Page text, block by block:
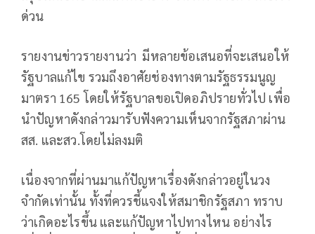
ด่วน
รายงานข่าวรายงานว่า มีหลายข้อเสนอที่จะเสนอให้
รัฐบาลแก้ไข รวมถึงอาศัยช่องทางตามรัฐธรรมนูญ
มาตรา 165 โดยให้รัฐบาลขอเปิดอภิปรายทั่วไป เพื่อ
นำปัญหาดังกล่าวมารับฟังความเห็นจากรัฐสภาผ่าน
สส. และสว.โดยไม่ลงมติ
เนื่องจากที่ผ่านมาแก้ปัญหาเรื่องดังกล่าวอยู่ในวง
จำกัดเท่านั้น ทั้งที่ควรชี้แจงให้สมาชิกรัฐสภา ทราบ
ว่าเกิดอะไรขึ้น และแก้ปัญหาไปทางไหน อย่างไร